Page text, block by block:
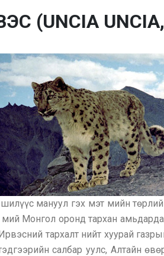
(UNCIA
мануул гэх мэт мийн
мий Монгол оронд тархан
тархалт нийт хуурай
салбар уулс, Алтайн